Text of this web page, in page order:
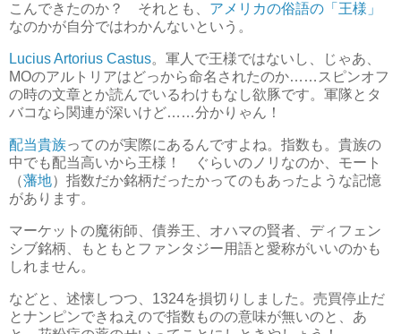
こんできたのか？ それとも、 アメリカの俗語の「王様」
なのかが自分ではわかんないという。
Lucius Artorius Castus。軍人で王様ではないし、じゃあ、
MOのアルトリアはどっから命名されたのか……スピンオフ
の時の文章とか読んでいるわけもなし欲豚です。軍隊とタ
バコなら関連が深いけど……分かりゃん！
配当貴族ってのが実際にあるんですよね。指数も。貴族の
中でも配当高いから王様！ ぐらいのノリなのか、モート
（藩地）指数だか銘柄だったかってのもあったような記憶
があります。
マーケットの魔術師、債券王、オハマの賢者、ディフェン
シブ銘柄、もともとファンタジー用語と愛称がいいのかも
しれません。
などと、述懐しつつ、1324を損切りしました。売買停止だ
とナンピンできねえので指数ものの意味が無いのと、あ